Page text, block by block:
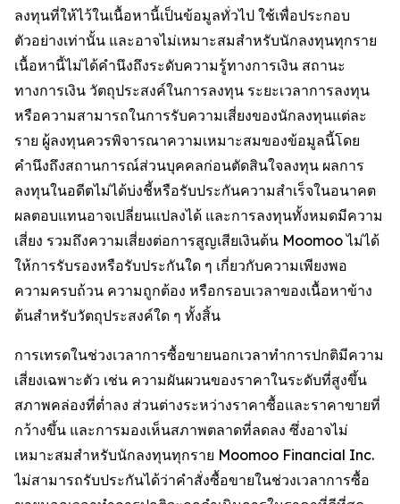
ลงทุนที่ให้ไว้ในเนื้อหานี้เป็นข้อมูลทั่วไป ใช้เพื่อประกอบ
ตัวอย่างเท่านั้น และอาจไม่เหมาะสมสำหรับนักลงทุนทุกราย
เนื้อหานี้ไม่ได้คำนึงถึงระดับความรู้ทางการเงิน สถานะ
ทางการเงิน วัตถุประสงค์ในการลงทุน ระยะเวลาการลงทุน
หรือความสามารถในการรับความเสี่ยงของนักลงทุนแต่ละ
ราย ผู้ลงทุนควรพิจารณาความเหมาะสมของข้อมูลนี้โดย
คำนึงถึงสถานการณ์ส่วนบุคคลก่อนตัดสินใจลงทุน ผลการ
ลงทุนในอดีตไม่ได้บ่งชี้หรือรับประกันความสำเร็จในอนาคต
ผลตอบแทนอาจเปลี่ยนแปลงได้ และการลงทุนทั้งหมดมีความ
เสี่ยง รวมถึงความเสี่ยงต่อการสูญเสียเงินต้น Moomoo ไม่ได้
ให้การรับรองหรือรับประกันใด ๆ เกี่ยวกับความเพียงพอ
ความครบถ้วน ความถูกต้อง หรือกรอบเวลาของเนื้อหาข้าง
ต้นสำหรับวัตถุประสงค์ใด ๆ ทั้งสิ้น
การเทรดในช่วงเวลาการซื้อขายนอกเวลาทำการปกติมีความ
เสี่ยงเฉพาะตัว เช่น ความผันผวนของราคาในระดับที่สูงขึ้น
สภาพคล่องที่ต่ำลง ส่วนต่างระหว่างราคาซื้อและราคาขายที่
กว้างขึ้น และการมองเห็นสภาพตลาดที่ลดลง ซึ่งอาจไม่
เหมาะสมสำหรับนักลงทุนทุกราย Moomoo Financial Inc.
ไม่สามารถรับประกันได้ว่าคำสั่งซื้อขายในช่วงเวลาการซื้อ